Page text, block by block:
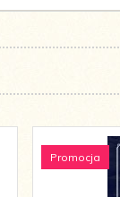
Promocja